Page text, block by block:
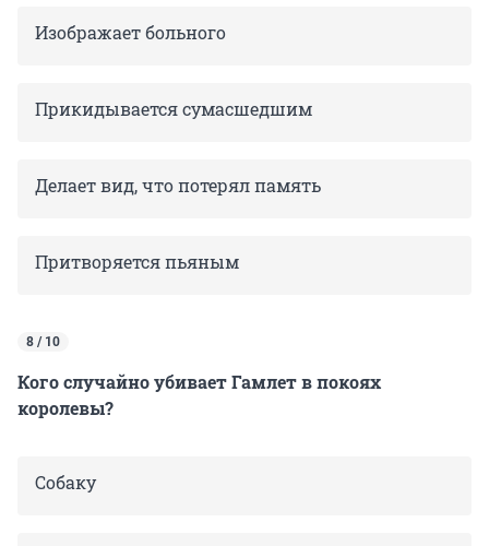
Изображает больного
Прикидывается сумасшедшим
Делает вид, что потерял память
Притворяется пьяным
8 / 10
Кого случайно убивает Гамлет в покоях
королевы?
Собаку